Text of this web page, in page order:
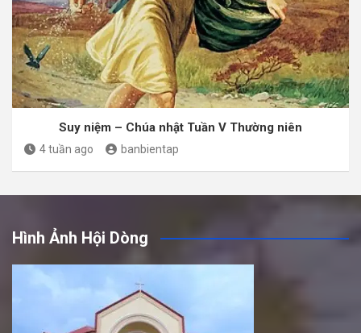
Suy niệm – Chúa nhật Tuần V Thường niên
4 tuần ago banbientap
Hình Ảnh Hội Dòng